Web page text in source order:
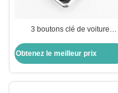
3 boutons clé de voiture
intelligente pour T-oyota Camry
Obtenez le meilleur prix